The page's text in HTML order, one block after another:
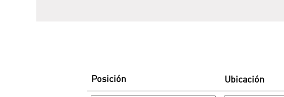
Posición Ubicación